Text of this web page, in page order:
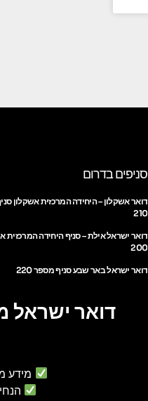
סניפים בדרום
דואר אשקלון – היחידה המרכזית אשקלון
210
דואר ישראל אילת – סניף היחידה המרכזית
200
דואר ישראל באר שבע סניף מספר 220
דואר ישראל
מידע